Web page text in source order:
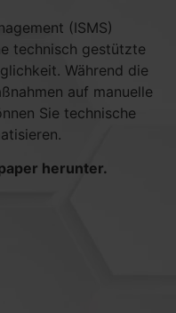
(ISMS)
technisch gestützte
Während die
auf manuelle
Sie technische
herunter.